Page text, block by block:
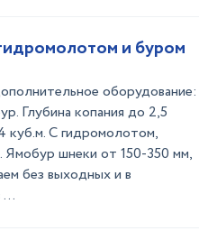
и буром
оборудование:
Глубина копания до 2,5
куб.м. С гидромолотом,
Ямобур шнеки от 150-350 мм,
без выходных и в